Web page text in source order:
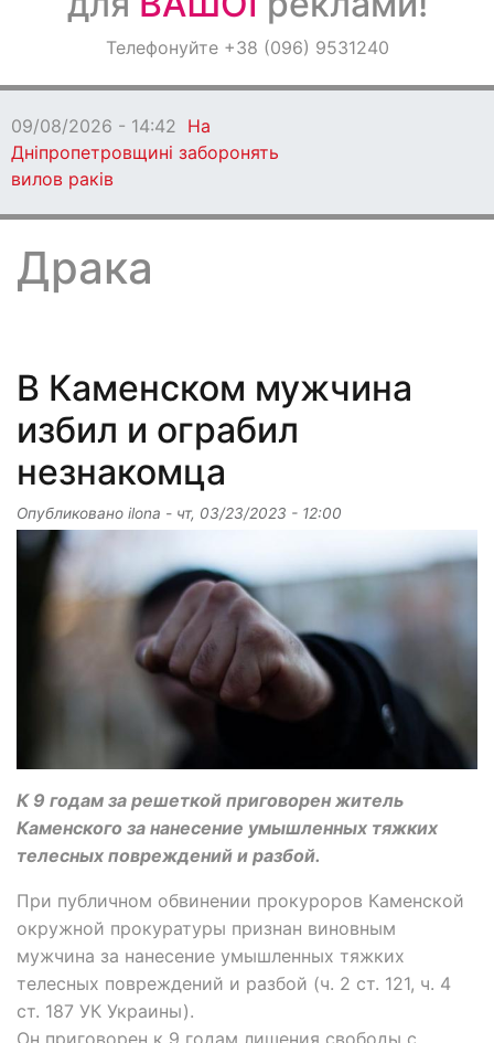
ОголошенняТелефонуйте +38 (096) 9531240
09/08/2026 - 13:06
Кам'янське втратило
захисника
Драка
В Каменском мужчина
избил и ограбил
незнакомца
Опубликовано ilona - чт, 03/23/2023 - 12:00
К 9 годам за решеткой приговорен житель
Каменского за нанесение умышленных тяжких
телесных повреждений и разбой.
При публичном обвинении прокуроров Каменской
окружной прокуратуры признан виновным
мужчина за нанесение умышленных тяжких
телесных повреждений и разбой (ч. 2 ст. 121, ч. 4
ст. 187 УК Украины).